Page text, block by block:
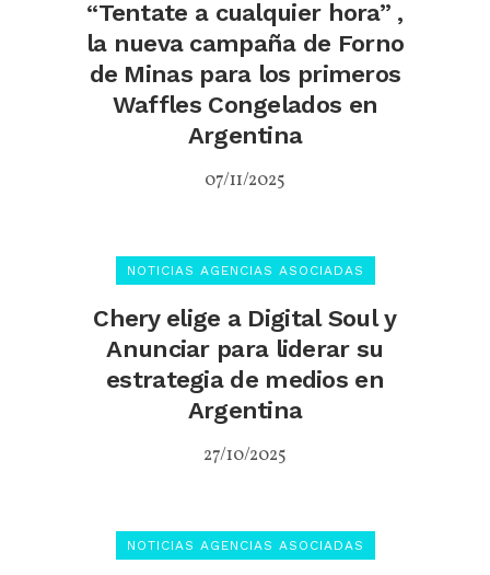
“Tentate a cualquier hora” ,
la nueva campaña de Forno
de Minas para los primeros
Waffles Congelados en
Argentina
07/11/2025
NOTICIAS AGENCIAS ASOCIADAS
Chery elige a Digital Soul y
Anunciar para liderar su
estrategia de medios en
Argentina
27/10/2025
NOTICIAS AGENCIAS ASOCIADAS